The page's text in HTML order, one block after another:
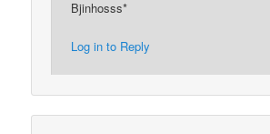
Bjinhosss*
Log in to Reply